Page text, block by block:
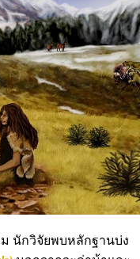
ม นักวิจัยพบหลักฐานบ่ง